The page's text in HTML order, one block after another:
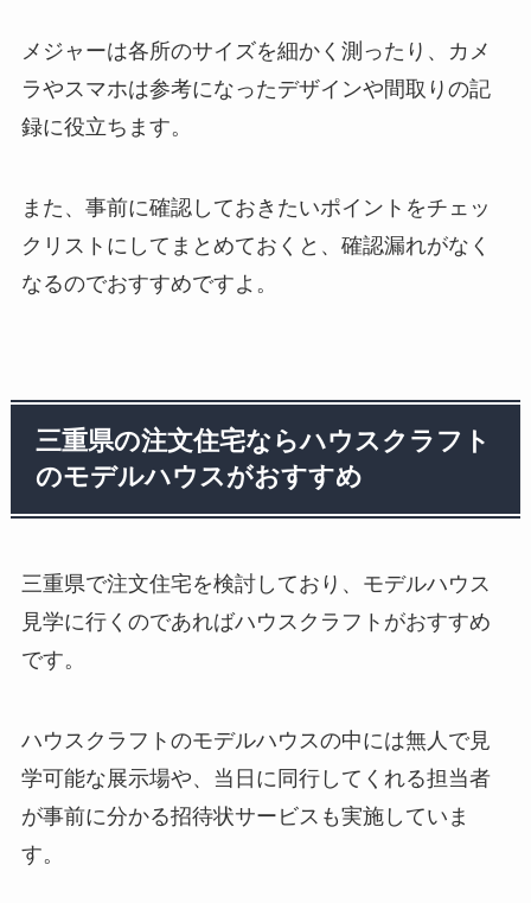
メジャーは各所のサイズを細かく測ったり、カメ
ラやスマホは参考になったデザインや間取りの記
録に役立ちます。
また、事前に確認しておきたいポイントをチェッ
クリストにしてまとめておくと、確認漏れがなく
なるのでおすすめですよ。
三重県の注文住宅ならハウスクラフト
のモデルハウスがおすすめ
三重県で注文住宅を検討しており、モデルハウス
見学に行くのであればハウスクラフトがおすすめ
です。
ハウスクラフトのモデルハウスの中には無人で見
学可能な展示場や、当日に同行してくれる担当者
が事前に分かる招待状サービスも実施していま
す。